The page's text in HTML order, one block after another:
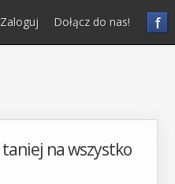
f
Zaloguj Dołącz do nas!
taniej na wszystko